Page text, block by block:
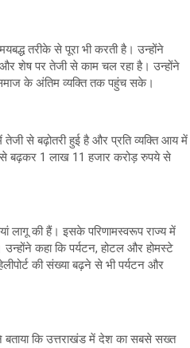
तरीके से पूरा भी करती है। उन्होंने
शेष पर तेजी से काम चल रहा है। उन्होंने
समाज के अंतिम व्यक्ति तक पहुंच सके।
तेजी से बढ़ोतरी हुई है और प्रति व्यक्ति आय में
से बढ़कर 1 लाख 11 हजार करोड़ रुपये से
लागू की हैं। इसके परिणामस्वरूप राज्य में
कहा कि पर्यटन, होटल और होमस्टे
की संख्या बढ़ने से भी पर्यटन और
बताया कि उत्तराखंड में देश का सबसे सख्त